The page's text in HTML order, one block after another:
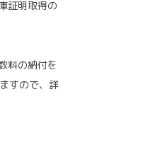
証明取得の
料の納付を
すので、詳